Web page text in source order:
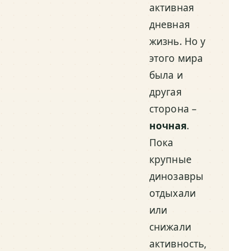
активная
дневная
жизнь. Но у
этого мира
была и
другая
сторона –
ночная.
Пока
крупные
динозавры
отдыхали
или
снижали
активность,